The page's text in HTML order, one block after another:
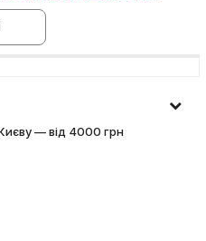
— від 4000 грн